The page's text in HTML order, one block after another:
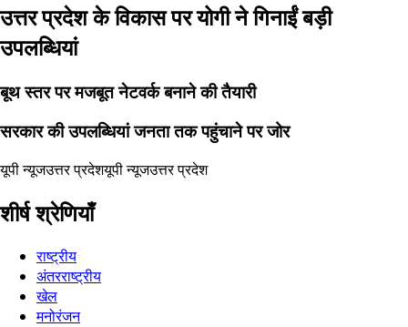
उत्तर प्रदेश के विकास पर योगी ने गिनाईं बड़ी
उपलब्धियां
बूथ स्तर पर मजबूत नेटवर्क बनाने की तैयारी
सरकार की उपलब्धियां जनता तक पहुंचाने पर जोर
यूपी न्यूजउत्तर प्रदेशयूपी न्यूजउत्तर प्रदेश
शीर्ष श्रेणियाँ
राष्ट्रीय
अंतरराष्ट्रीय
खेल
मनोरंजन